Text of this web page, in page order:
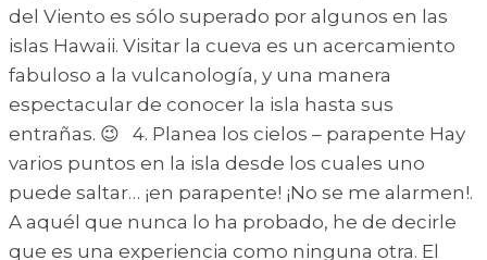
del Viento es sólo superado por algunos en las
islas Hawaii. Visitar la cueva es un acercamiento
fabuloso a la vulcanología, y una manera
espectacular de conocer la isla hasta sus
entrañas. 😉 4. Planea los cielos – parapente Hay
varios puntos en la isla desde los cuales uno
puede saltar… ¡en parapente! ¡No se me alarmen!.
A aquél que nunca lo ha probado, he de decirle
que es una experiencia como ninguna otra. El